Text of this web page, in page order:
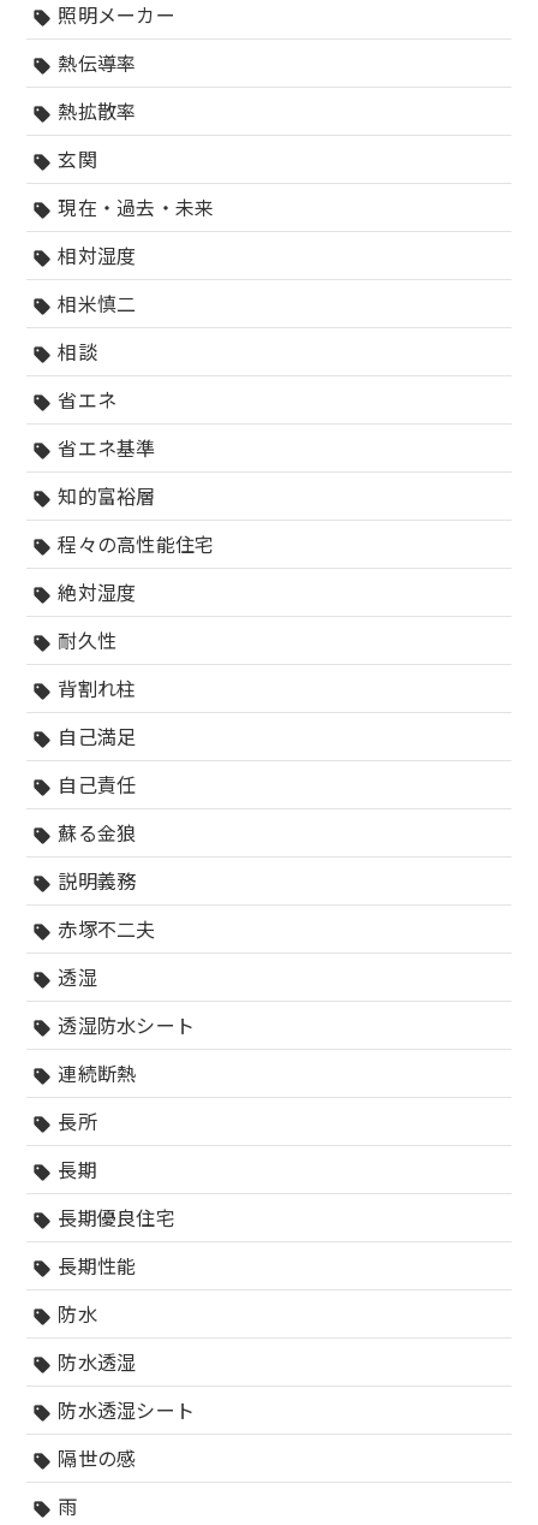
sell 照明メーカー
sell 熱伝導率
sell 熱拡散率
sell 玄関
sell 現在・過去・未来
sell 相対湿度
sell 相米慎二
sell 相談
sell 省エネ
sell 省エネ基準
sell 知的富裕層
sell 程々の高性能住宅
sell 絶対湿度
sell 耐久性
sell 背割れ柱
sell 自己満足
sell 自己責任
sell 蘇る金狼
sell 説明義務
sell 赤塚不二夫
sell 透湿
sell 透湿防水シート
sell 連続断熱
sell 長所
sell 長期
sell 長期優良住宅
sell 長期性能
sell 防水
sell 防水透湿
sell 防水透湿シート
sell 隔世の感
sell 雨